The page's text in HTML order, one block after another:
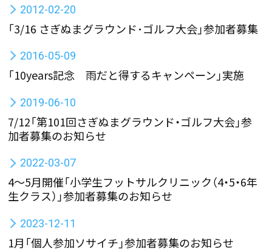
2012-02-20
「3/16 さぎぬまグラウンド･ゴルフ大会」参加者募集
2016-05-09
「10years記念 雨だと得するキャンペーン」実施
2019-06-10
7/12「第101回さぎぬまグラウンド・ゴルフ大会」参
加者募集のお知らせ
2022-03-07
4～5月開催「小学生フットサルクリニック（4・5・6年
生クラス）」参加者募集のお知らせ
2023-12-11
1月「個人参加ソサイチ」参加者募集のお知らせ